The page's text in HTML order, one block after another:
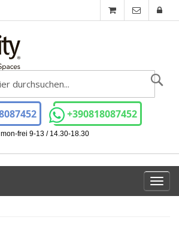
+390818087452
mon-frei 9-13 / 14.30-18.30